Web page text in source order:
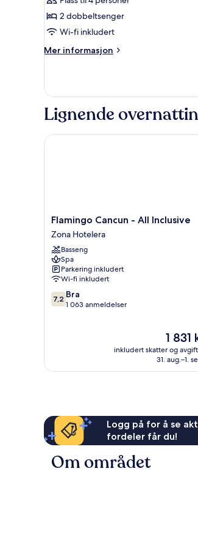
2 dobbeltsenger
Wi-fi inkludert
Mer informasjon
Mer
Lignende
Flamingo
Cancun
-
All
Inclusive
Zona
Hotelera
Flamingo Cancun - All Inclusive
Zona Hotelera
Basseng
Spa
Parkering inkludert
Wi-fi inkludert
7.2
av
7,2 Bra
1 063 anmeldelser
Prisen
er
1 831 kr
1 831
inkludert skatter og
31. aug.–1.
Flamingo Cancun - All Inclusive
Logg på for å se
fordeler får du!
Om området